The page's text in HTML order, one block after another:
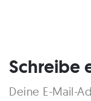
Schreibe
Deine E-Mail-